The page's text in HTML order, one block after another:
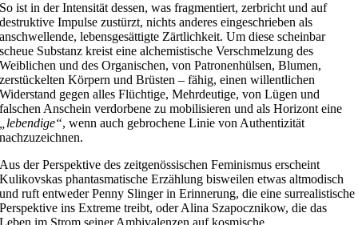
So ist in der Intensität dessen, was fragmentiert, zerbricht und auf
destruktive Impulse zustürzt, nichts anderes eingeschrieben als
anschwellende, lebensgesättigte Zärtlichkeit. Um diese scheinbar
scheue Substanz kreist eine alchemistische Verschmelzung des
Weiblichen und des Organischen, von Patronenhülsen, Blumen,
zerstückelten Körpern und Brüsten – fähig, einen willentlichen
Widerstand gegen alles Flüchtige, Mehrdeutige, von Lügen und
falschen Anschein verdorbene zu mobilisieren und als Horizont eine
„lebendige“, wenn auch gebrochene Linie von Authentizität
nachzuzeichnen.
Aus der Perspektive des zeitgenössischen Feminismus erscheint
Kulikovskas phantasmatische Erzählung bisweilen etwas altmodisch
und ruft entweder Penny Slinger in Erinnerung, die eine surrealistische
Perspektive ins Extreme treibt, oder Alina Szapocznikow, die das
Leben im Strom seiner Ambivalenzen auf kosmische